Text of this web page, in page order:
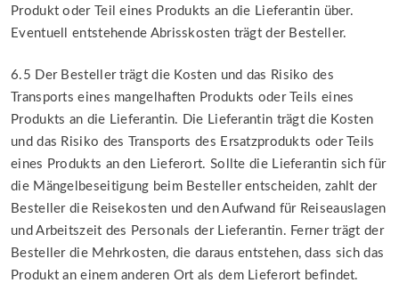
Produkt oder Teil eines Produkts an die Lieferantin über.
Eventuell entstehende Abrisskosten trägt der Besteller.
6.5 Der Besteller trägt die Kosten und das Risiko des
Transports eines mangelhaften Produkts oder Teils eines
Produkts an die Lieferantin. Die Lieferantin trägt die Kosten
und das Risiko des Transports des Ersatzprodukts oder Teils
eines Produkts an den Lieferort. Sollte die Lieferantin sich für
die Mängelbeseitigung beim Besteller entscheiden, zahlt der
Besteller die Reisekosten und den Aufwand für Reiseauslagen
und Arbeitszeit des Personals der Lieferantin. Ferner trägt der
Besteller die Mehrkosten, die daraus entstehen, dass sich das
Produkt an einem anderen Ort als dem Lieferort befindet.